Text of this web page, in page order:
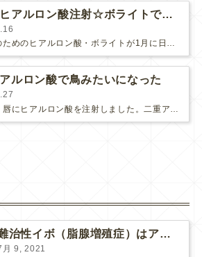
美肌ヒアルロン酸注射☆ボライトでこんなにキレイ！
美肌のためのヒアルロン酸・ボライトが1月に日本で販売開始になって3ヶ月が経過しました。1月や2月にボライトをお受けになった方が…
ルロン酸で鳥みたいになった
難治性イボ（脂腺増殖症）はアグネスAGNESが効果的です！
月 9, 2021